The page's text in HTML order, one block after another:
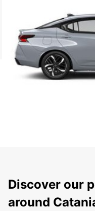
Discover our
around